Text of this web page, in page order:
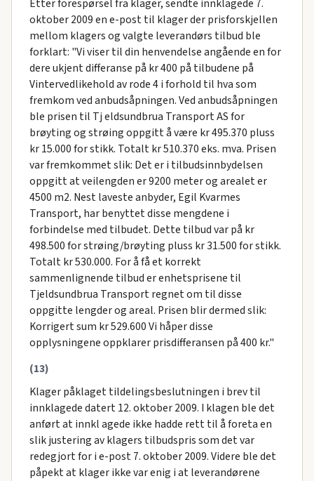
Etter forespørsel fra klager, sendte innklagede 7.
oktober 2009 en e-post til klager der prisforskjellen
mellom klagers og valgte leverandørs tilbud ble
forklart: "Vi viser til din henvendelse angående en for
dere ukjent differanse på kr 400 på tilbudene på
Vintervedlikehold av rode 4 i forhold til hva som
fremkom ved anbudsåpningen. Ved anbudsåpningen
ble prisen til Tj eldsundbrua Transport AS for
brøyting og strøing oppgitt å være kr 495.370 pluss
kr 15.000 for stikk. Totalt kr 510.370 eks. mva. Prisen
var fremkommet slik: Det er i tilbudsinnbydelsen
oppgitt at veilengden er 9200 meter og arealet er
4500 m2. Nest laveste anbyder, Egil Kvarmes
Transport, har benyttet disse mengdene i
forbindelse med tilbudet. Dette tilbud var på kr
498.500 for strøing/brøyting pluss kr 31.500 for stikk.
Totalt kr 530.000. For å få et korrekt
sammenlignende tilbud er enhetsprisene til
Tjeldsundbrua Transport regnet om til disse
oppgitte lengder og areal. Prisen blir dermed slik:
Korrigert sum kr 529.600 Vi håper disse
opplysningene oppklarer prisdifferansen på 400 kr."
(13)
Klager påklaget tildelingsbeslutningen i brev til
innklagede datert 12. oktober 2009. I klagen ble det
anført at innkl agede ikke hadde rett til å foreta en
slik justering av klagers tilbudspris som det var
redegjort for i e-post 7. oktober 2009. Videre ble det
påpekt at klager ikke var enig i at leverandørene